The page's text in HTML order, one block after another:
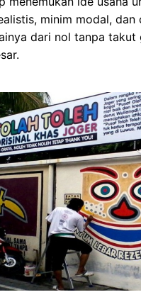
minim modal, dan
dari nol tanpa takut